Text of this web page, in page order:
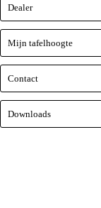
Dealer
Mijn tafelhoogte
Contact
Downloads